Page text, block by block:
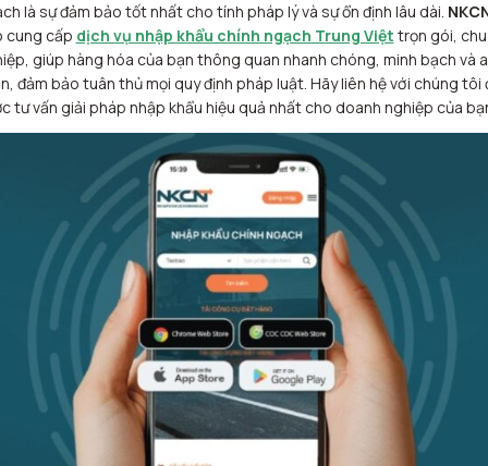
là sự đảm bảo tốt nhất cho tính pháp lý và sự ổn định lâu dài.
cung cấp dịch vụ nhập khẩu chính ngạch Trung Việt trọn gói,
giúp hàng hóa của bạn thông quan nhanh chóng, minh bạch và
đảm bảo tuân thủ mọi quy định pháp luật. Hãy liên hệ với chúng tôi
tư vấn giải pháp nhập khẩu hiệu quả nhất cho doanh nghiệp của